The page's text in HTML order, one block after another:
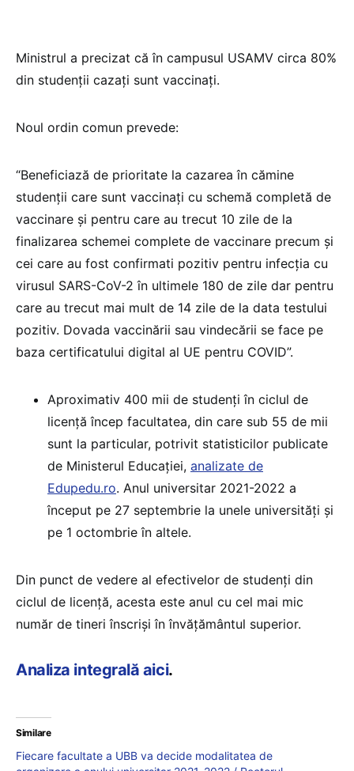
Ministrul a precizat că în campusul USAMV circa 80%
din studenții cazați sunt vaccinați.
Noul ordin comun prevede:
“Beneficiază de prioritate la cazarea în cămine
studenții care sunt vaccinați cu schemă completă de
vaccinare și pentru care au trecut 10 zile de la
finalizarea schemei complete de vaccinare precum și
cei care au fost confirmati pozitiv pentru infecția cu
virusul SARS-CoV-2 în ultimele 180 de zile dar pentru
care au trecut mai mult de 14 zile de la data testului
pozitiv. Dovada vaccinării sau vindecării se face pe
baza certificatului digital al UE pentru COVID”.
Aproximativ 400 mii de studenți în ciclul de
licență încep facultatea, din care sub 55 de mii
sunt la particular, potrivit statisticilor publicate
de Ministerul Educației, analizate de
Edupedu.ro. Anul universitar 2021-2022 a
început pe 27 septembrie la unele universități și
pe 1 octombrie în altele.
Din punct de vedere al efectivelor de studenți din
ciclul de licență, acesta este anul cu cel mai mic
număr de tineri înscriși în învățământul superior.
Analiza integrală aici.
Similare
Fiecare facultate a UBB va decide modalitatea de